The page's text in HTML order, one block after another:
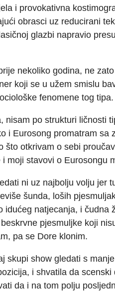
i provokativna
obrasci uz reducirani
glazbi napravio
nekoliko godina, ne
koji se u užem smislu
fenomene tog tipa.
nisam po strukturi ličnosti
i Eurosong promatram sa
što otkrivam o sebi
moji stavovi o Eurosongu
ni uz najbolju volju jer
šunda, loših
idućeg natjecanja, i čudna
pjesmuljke koji
pa se Dore klonim.
skupi show gledati s
i shvatila da scenski
da i na tom polju